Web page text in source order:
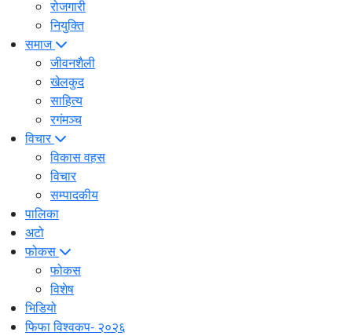
रोजगारी
नियुक्ति
समाज
जीवनशैली
खेलकुद
साहित्य
रगंमञ्च
विचार
विकास वहस
विचार
सम्पादकीय
पालिका
अटो
फोकस
फोकस
विशेष
भिडियो
फिफा विश्वकप- २०२६